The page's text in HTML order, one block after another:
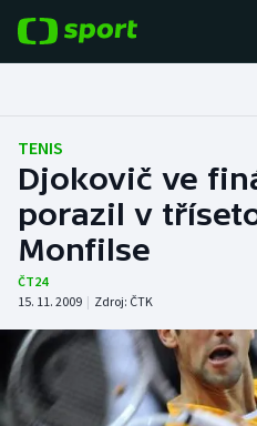
Fotbal
Hokej
Tenis
Atletika
Cyklistika
DALŠÍ SPORTY
TENIS
Djokovič ve
porazil v
Monfilse
ČT24
15. 11. 2009 | Zdroj: ČTK